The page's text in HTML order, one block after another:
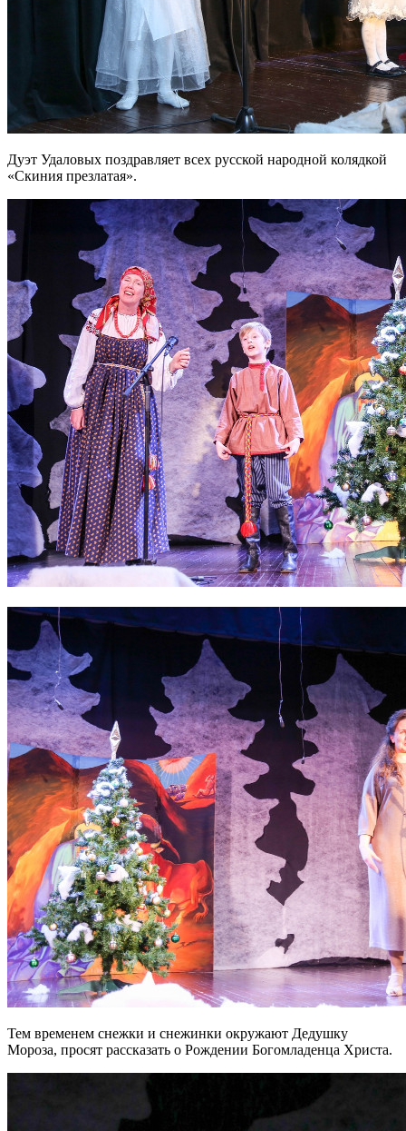
Дуэт Удаловых поздравляет всех русской народной колядкой
«Скиния презлатая».
Тем временем снежки и снежинки окружают Дедушку
Мороза, просят рассказать о Рождении Богомладенца Христа.